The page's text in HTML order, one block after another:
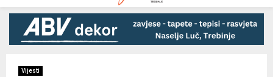
MENU
Vijesti